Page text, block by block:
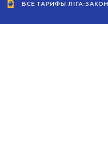
ВСЕ ТАРИФЫ ЛІГА:ЗАКОН